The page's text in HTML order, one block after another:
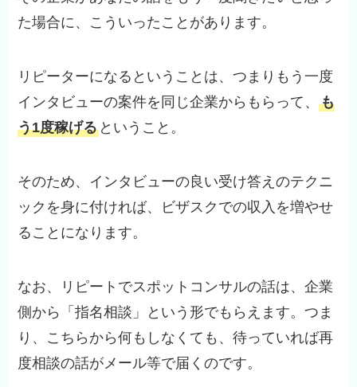
た場合に、こういったことがあります。
リピーターになるということは、つまりもう一度
インタビューの案件を同じ企業からもらって、も
う1度稼げる ということ。
そのため、インタビューの良い受け答えのテクニ
ックを身に付ければ、ビザスクでの収入を増やせ
ることになります。
なお、リピートでスポットコンサルの話は、企業
側から「指名相談」という形でもらえます。つま
り、こちらから何もしなくても、待っていれば再
度相談の話がメール等で届くのです。